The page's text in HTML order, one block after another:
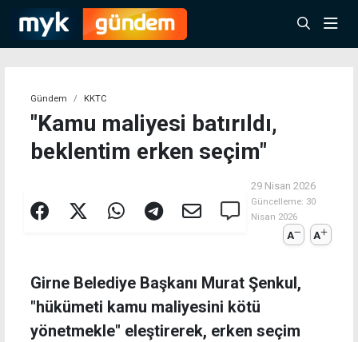
Gündem KKTC
"Kamu maliyesi batırıldı,
beklentim erken seçim"
29 Nisan 2026
Güncelleme: 30
Nisan 2026
A A
Girne Belediye Başkanı Murat Şenkul,
"hükümeti kamu maliyesini kötü
yönetmekle" eleştirerek, erken seçim